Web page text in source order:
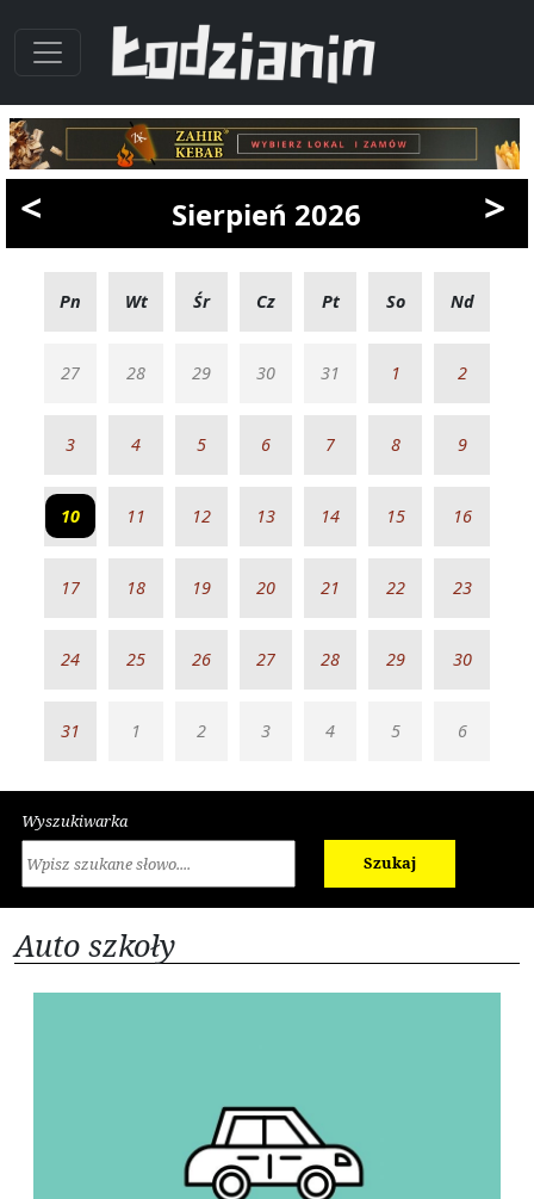
< Sierpień 2026 >
Pn Wt Śr Cz Pt So Nd
27 28 29 30 31 1 2
3 4 5 6 7 8 9
10 11 12 13 14 15 16
17 18 19 20 21 22 23
24 25 26 27 28 29 30
31 1 2 3 4 5 6
Wyszukiwarka
Szukaj
Auto szkoły